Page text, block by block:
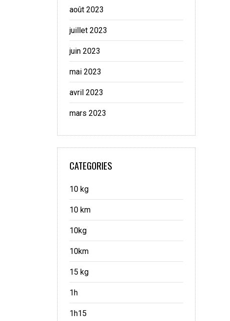
août 2023
juillet 2023
juin 2023
mai 2023
avril 2023
mars 2023
CATEGORIES
10 kg
10 km
10kg
10km
15 kg
1h
1h15